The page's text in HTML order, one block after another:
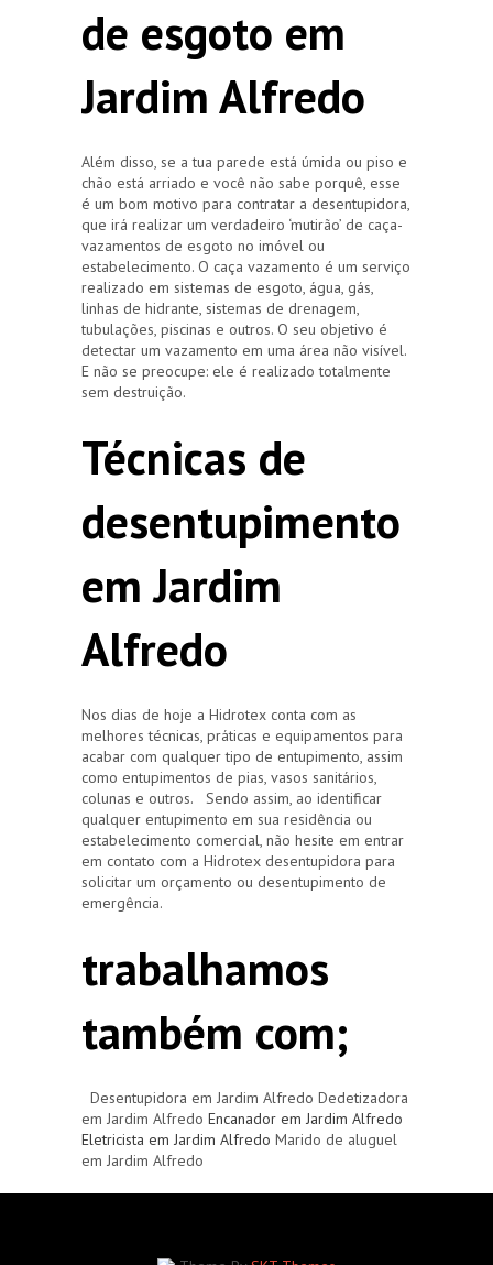
de esgoto em
Jardim Alfredo
Além disso, se a tua parede está úmida ou piso e
chão está arriado e você não sabe porquê, esse
é um bom motivo para contratar a desentupidora,
que irá realizar um verdadeiro ‘mutirão’ de caça-
vazamentos de esgoto no imóvel ou
estabelecimento. O caça vazamento é um serviço
realizado em sistemas de esgoto, água, gás,
linhas de hidrante, sistemas de drenagem,
tubulações, piscinas e outros. O seu objetivo é
detectar um vazamento em uma área não visível.
E não se preocupe: ele é realizado totalmente
sem destruição.
Técnicas de
desentupimento
em Jardim
Alfredo
Nos dias de hoje a Hidrotex conta com as
melhores técnicas, práticas e equipamentos para
acabar com qualquer tipo de entupimento, assim
como entupimentos de pias, vasos sanitários,
colunas e outros. Sendo assim, ao identificar
qualquer entupimento em sua residência ou
estabelecimento comercial, não hesite em entrar
em contato com a Hidrotex desentupidora para
solicitar um orçamento ou desentupimento de
emergência.
trabalhamos
também com;
Desentupidora em Jardim Alfredo Dedetizadora
em Jardim Alfredo Encanador em Jardim Alfredo
Eletricista em Jardim Alfredo Marido de aluguel
em Jardim Alfredo